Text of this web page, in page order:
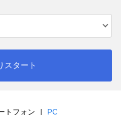
スタート
トフォン | PC